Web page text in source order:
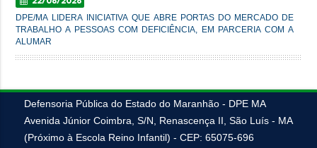
DPE/MA LIDERA INICIATIVA QUE ABRE PORTAS DO MERCADO DE
TRABALHO A PESSOAS COM DEFICIÊNCIA, EM PARCERIA COM A
ALUMAR
Defensoria Pública do Estado do Maranhão - DPE MA
Avenida Júnior Coimbra, S/N, Renascença II, São Luís - MA
(Próximo à Escola Reino Infantil) - CEP: 65075-696